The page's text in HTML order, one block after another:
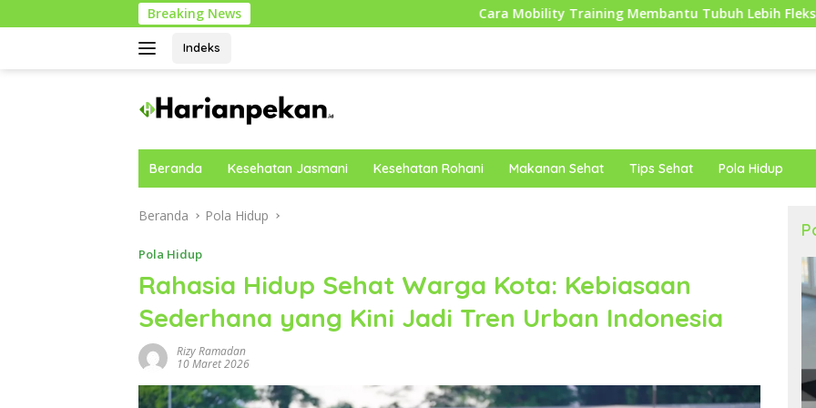
ke
Breaking News Cara Mobility Training Membantu Tubuh Lebih Fleksibel dan Siap
Indeks
Beranda Kesehatan Jasmani Kesehatan Rohani Makanan Sehat Tips Sehat Pola Hidup
Beranda Pola Hidup
Pola Hidup
Rahasia Hidup Sehat Warga Kota: Kebiasaan
Sederhana yang Kini Jadi Tren Urban Indonesia
Rizy Ramadan
10 Maret 2026